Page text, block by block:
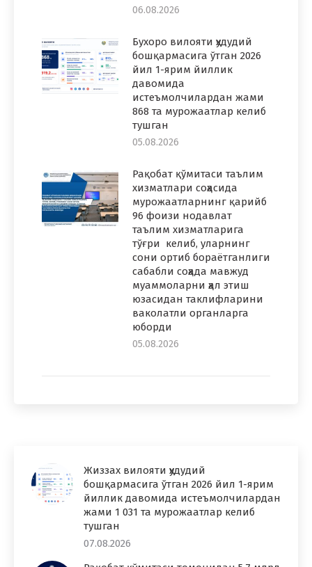
06.08.2026
Бухоро вилояти ҳудудий
бошқармасига ўтган 2026
йил 1-ярим йиллик
давомида
истеъмолчилардан жами
868 та мурожаатлар келиб
тушган
05.08.2026
Рақобат қўмитаси таълим
хизматлари соҳасида
мурожаатларнинг қарийб
96 фоизи нодавлат
таълим хизматларига
тўғри келиб, уларнинг
сони ортиб бораётганлиги
сабабли соҳада мавжуд
муаммоларни ҳал этиш
юзасидан таклифларини
ваколатли органларга
юборди
05.08.2026
Жиззах вилояти ҳудудий
бошқармасига ўтган 2026 йил 1-ярим
йиллик давомида истеъмолчилардан
жами 1 031 та мурожаатлар келиб
тушган
07.08.2026